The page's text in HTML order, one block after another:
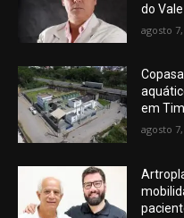
do
agosto
em
agosto